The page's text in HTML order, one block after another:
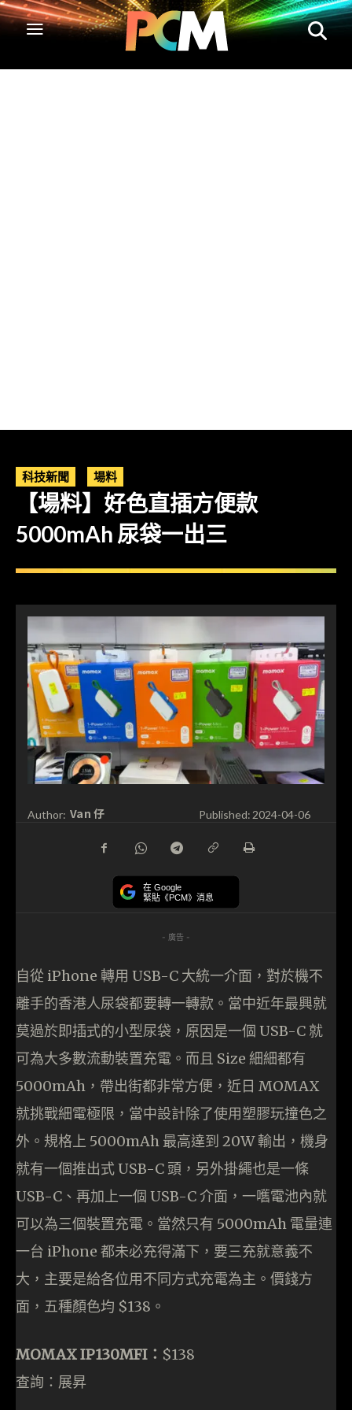
科技新聞 場料
【場料】好色直插方便款
5000mAh 尿袋一出三
Author: Van 仔 Published: 2024-04-06
在 Google
緊貼《PCM》消息
- 廣告 -
自從 iPhone 轉用 USB-C 大統一介面，對於機不
離手的香港人尿袋都要轉一轉款。當中近年最興就
莫過於即插式的小型尿袋，原因是一個 USB-C 就
可為大多數流動裝置充電。而且 Size 細細都有
5000mAh，帶出街都非常方便，近日 MOMAX
就挑戰細電極限，當中設計除了使用塑膠玩撞色之
外。規格上 5000mAh 最高達到 20W 輸出，機身
就有一個推出式 USB-C 頭，另外掛繩也是一條
USB-C、再加上一個 USB-C 介面，一嚿電池內就
可以為三個裝置充電。當然只有 5000mAh 電量連
一台 iPhone 都未必充得滿下，要三充就意義不
大，主要是給各位用不同方式充電為主。價錢方
面，五種顏色均 $138。
MOMAX IP130MFI： $138
查詢：展昇